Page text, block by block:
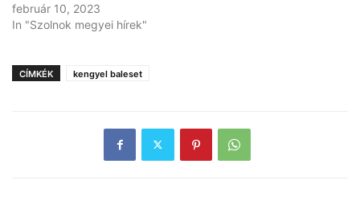
február 10, 2023
In "Szolnok megyei hírek"
CÍMKÉK kengyel baleset